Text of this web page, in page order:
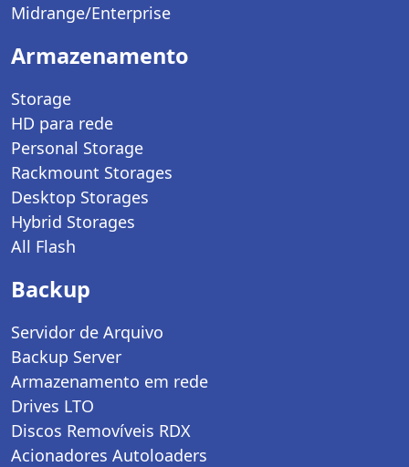
Midrange/Enterprise
Armazenamento
Storage
HD para rede
Personal Storage
Rackmount Storages
Desktop Storages
Hybrid Storages
All Flash
Backup
Servidor de Arquivo
Backup Server
Armazenamento em rede
Drives LTO
Discos Removíveis RDX
Acionadores Autoloaders